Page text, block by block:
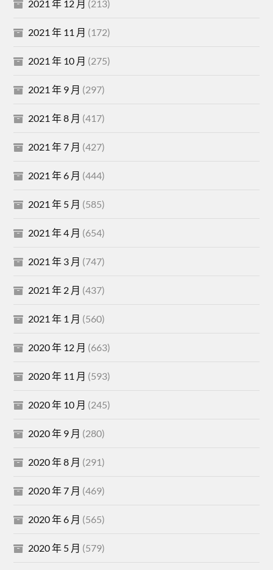
2021 年 12 月 (213)
2021 年 11 月 (172)
2021 年 10 月 (275)
2021 年 9 月 (297)
2021 年 8 月 (417)
2021 年 7 月 (427)
2021 年 6 月 (444)
2021 年 5 月 (585)
2021 年 4 月 (654)
2021 年 3 月 (747)
2021 年 2 月 (437)
2021 年 1 月 (560)
2020 年 12 月 (663)
2020 年 11 月 (593)
2020 年 10 月 (245)
2020 年 9 月 (280)
2020 年 8 月 (291)
2020 年 7 月 (469)
2020 年 6 月 (565)
2020 年 5 月 (579)